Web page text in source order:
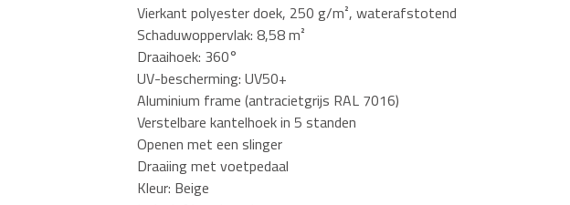
Vierkant polyester doek, 250 g/m², waterafstotend
Schaduwoppervlak: 8,58 m²
Draaihoek: 360°
UV-bescherming: UV50+
Aluminium frame (antracietgrijs RAL 7016)
Verstelbare kantelhoek in 5 standen
Openen met een slinger
Draaiing met voetpedaal
Kleur: Beige